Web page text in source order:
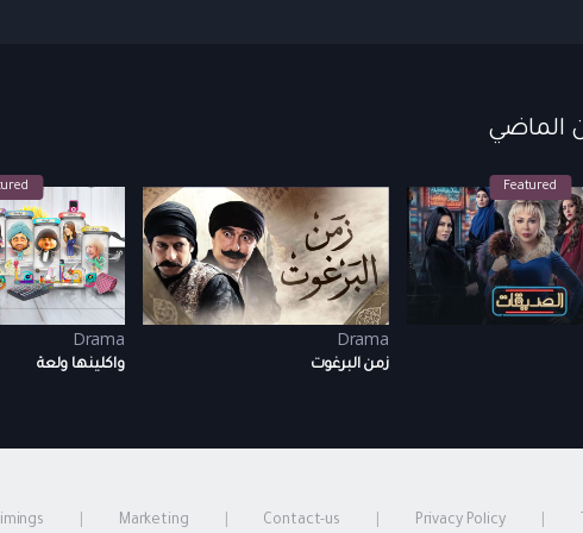
Drama
واكلينها ولعة
Drama
زمن البرغوت
Featured
Privacy Policy
Contact-us
Marketing